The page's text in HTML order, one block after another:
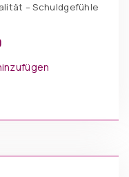
– Schuldgefühle